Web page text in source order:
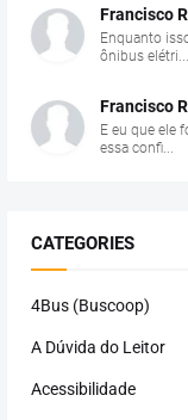
Francisco
Enquanto
ônibus elétri...
Francisco
E eu que ele
essa confi...
CATEGORIES
4Bus (Buscoop)
A Dúvida do Leitor
Acessibilidade